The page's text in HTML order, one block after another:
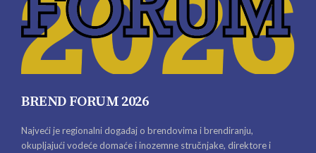
BREND FORUM 2026
Najveći je regionalni događaj o brendovima i brendiranju,
okupljajući vodeće domaće i inozemne stručnjake, direktore i